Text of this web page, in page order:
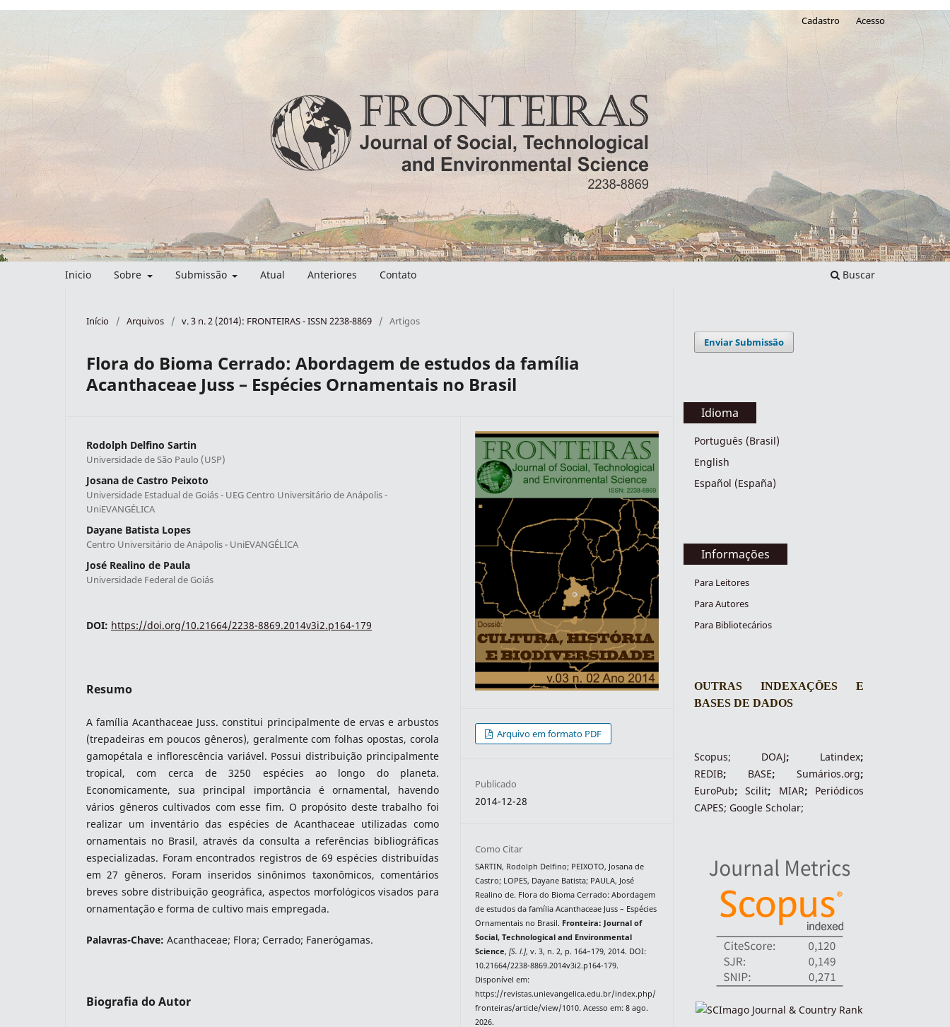
Inicio Sobre Submissão Atual Anteriores Contato Buscar
Cadastro Acesso
Início / Arquivos / v. 3 n. 2 (2014): FRONTEIRAS - ISSN 2238-8869 / Artigos
Flora do Bioma Cerrado: Abordagem de estudos da família
Acanthaceae Juss – Espécies Ornamentais no Brasil
Rodolph Delfino Sartin
Universidade de São Paulo (USP)
Josana de Castro Peixoto
Universidade Estadual de Goiás - UEG Centro Universitário de Anápolis -
UniEVANGÉLICA
Dayane Batista Lopes
Centro Universitário de Anápolis - UniEVANGÉLICA
José Realino de Paula
Universidade Federal de Goiás
DOI: https://doi.org/10.21664/2238-8869.2014v3i2.p164-179
Resumo
A família Acanthaceae Juss. constitui principalmente de ervas e arbustos
(trepadeiras em poucos gêneros), geralmente com folhas opostas, corola
gamopétala e inflorescência variável. Possui distribuição principalmente
tropical, com cerca de 3250 espécies ao longo do planeta.
Economicamente, sua principal importância é ornamental, havendo
vários gêneros cultivados com esse fim. O propósito deste trabalho foi
realizar um inventário das espécies de Acanthaceae utilizadas como
ornamentais no Brasil, através da consulta a referências bibliográficas
especializadas. Foram encontrados registros de 69 espécies distribuídas
em 27 gêneros. Foram inseridos sinônimos taxonômicos, comentários
breves sobre distribuição geográfica, aspectos morfológicos visados para
ornamentação e forma de cultivo mais empregada.
Palavras-Chave: Acanthaceae; Flora; Cerrado; Fanerógamas.
Biografia do Autor
Arquivo em formato PDF
Publicado
2014-12-28
Como Citar
SARTIN, Rodolph Delfino; PEIXOTO, Josana de
Castro; LOPES, Dayane Batista; PAULA, José
Realino de. Flora do Bioma Cerrado: Abordagem
de estudos da família Acanthaceae Juss – Espécies
Ornamentais no Brasil. Fronteira: Journal of
Social, Technological and Environmental
Science,[S. l.], v. 3, n. 2, p. 164–179, 2014. DOI:
10.21664/2238-8869.2014v3i2.p164-179.
Disponível em:
https://revistas.unievangelica.edu.br/index.php/
fronteiras/article/view/1010. Acesso em: 8 ago.
2026.
Enviar Submissão
Idioma
Português (Brasil)
English
Español (España)
Informações
Para Leitores
Para Autores
Para Bibliotecários
indexacoes-fronteiras
OUTRAS INDEXAÇÕES E
BASES DE DADOS
Scopus; DOAJ; Latindex;
REDIB; BASE; Sumários.org;
EuroPub; Scilit; MIAR; Periódicos
CAPES; Google Scholar;
indexadores-fronteiras